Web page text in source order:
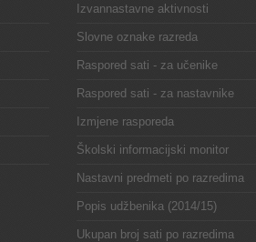
Izvannastavne aktivnosti
Slovne oznake razreda
Raspored sati - za učenike
Raspored sati - za nastavnike
Izmjene rasporeda
Školski informacijski monitor
Nastavni predmeti po razredima
Popis udžbenika (2014/15)
Ukupan broj sati po razredima